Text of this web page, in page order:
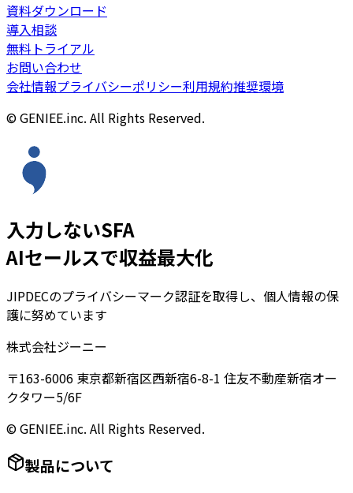
資料ダウンロード
導入相談
無料トライアル
お問い合わせ
会社情報プライバシーポリシー利用規約推奨環境
© GENIEE.inc. All Rights Reserved.
入力しないSFA
AIセールスで収益最大化
JIPDECのプライバシーマーク認証を取得し、個人情報の保
護に努めています
株式会社ジーニー
〒163-6006 東京都新宿区西新宿6-8-1 住友不動産新宿オー
クタワー5/6F
© GENIEE.inc. All Rights Reserved.
製品について